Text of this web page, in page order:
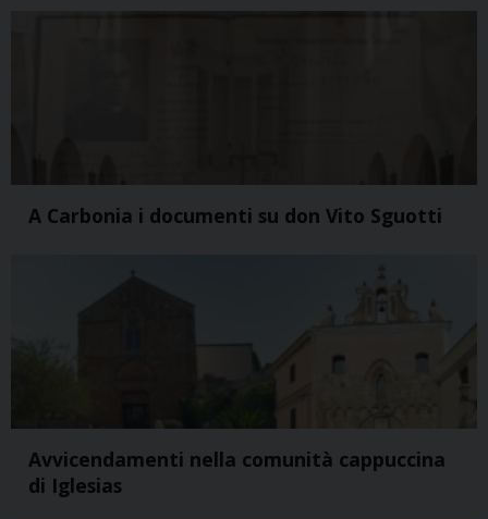
A Carbonia i documenti su don Vito Sguotti
Avvicendamenti nella comunità cappuccina
di Iglesias